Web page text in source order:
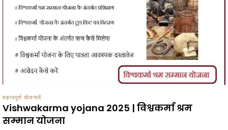
महत्वपूर्ण योजनायें
Vishwakarma yojana 2025 | विश्वकर्मा श्रम
सम्मान योजना